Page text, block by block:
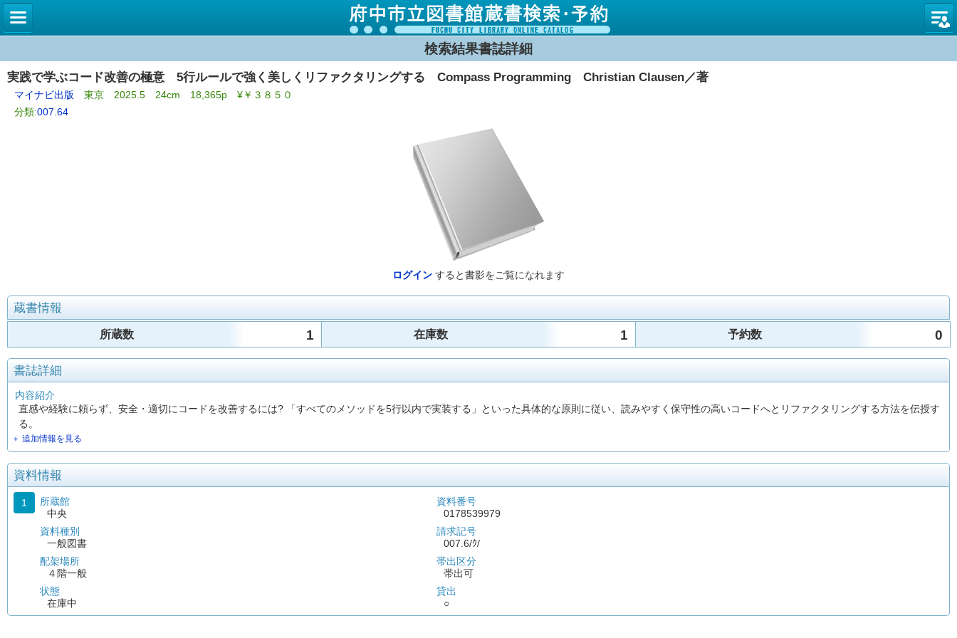
図書館
検索結果書誌詳細
実践で学ぶコード改善の極意 5行ルールで強く美しくリファクタリングする Compass Programming Christian Clausen／著
マイナビ出版 東京 2025.5 24cm 18,365p ¥￥３８５０
分類:007.64
ログイン すると書影をご覧になれます
蔵書情報
所蔵数 1 在庫数 1 予約数 0
書誌詳細
内容紹介
直感や経験に頼らず、安全・適切にコードを改善するには? 「すべてのメソッドを5行以内で実装する」といった具体的な原則に従い、読みやすく保守性の高いコードへとリファクタリングする方法を伝授す
る。
＋ 追加情報を見る
資料情報
1
所蔵館
中央
資料種別
一般図書
配架場所
４階一般
状態
在庫中
資料番号
0178539979
請求記号
007.6/ｸ/
帯出区分
帯出可
貸出
○